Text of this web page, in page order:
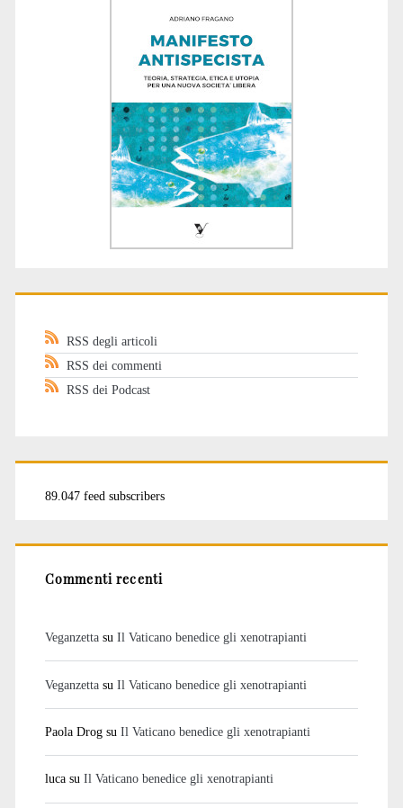
RSS degli articoli
RSS dei commenti
RSS dei Podcast
89.047 feed subscribers
Commenti recenti
Veganzettasu Il Vaticano benedice gli xenotrapianti
Veganzettasu Il Vaticano benedice gli xenotrapianti
Paola Drogsu Il Vaticano benedice gli xenotrapianti
lucasu Il Vaticano benedice gli xenotrapianti